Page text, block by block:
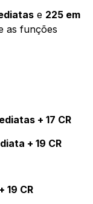
e 225 em
as funções
+ 17 CR
+ 19 CR
19 CR